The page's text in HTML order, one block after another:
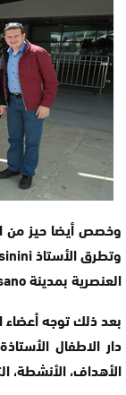
وخصص أيضا حيز من
العنصرية بمدينة Fossano.
بعد ذلك توجه
دار الاطفال
الأهداف، الأنشطة،